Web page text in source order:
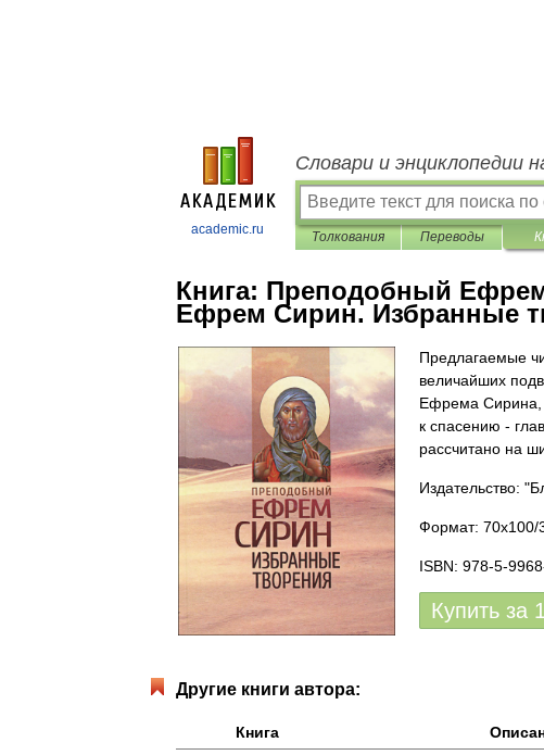
academic.ru
Словари и энциклопедии
Толкования Переводы
Книга: Преподобный
Ефрем Сирин. Избранные
Предлагаемые
величайших
Ефрема Сирина,
к спасению -
рассчитано на
Издательство:
Формат: 70x100/
ISBN: 978-5-
Купить за
Другие книги автора:
Книга